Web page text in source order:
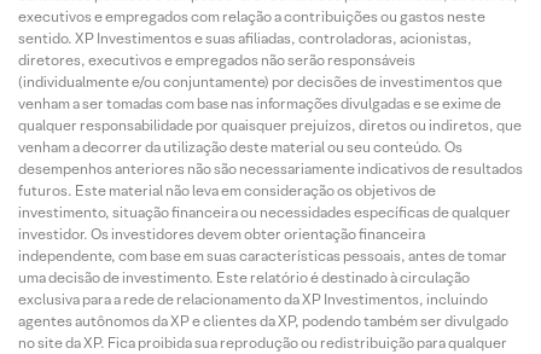
executivos e empregados com relação a contribuições ou gastos neste
sentido. XP Investimentos e suas afiliadas, controladoras, acionistas,
diretores, executivos e empregados não serão responsáveis
(individualmente e/ou conjuntamente) por decisões de investimentos que
venham a ser tomadas com base nas informações divulgadas e se exime de
qualquer responsabilidade por quaisquer prejuízos, diretos ou indiretos, que
venham a decorrer da utilização deste material ou seu conteúdo. Os
desempenhos anteriores não são necessariamente indicativos de resultados
futuros. Este material não leva em consideração os objetivos de
investimento, situação financeira ou necessidades específicas de qualquer
investidor. Os investidores devem obter orientação financeira
independente, com base em suas características pessoais, antes de tomar
uma decisão de investimento. Este relatório é destinado à circulação
exclusiva para a rede de relacionamento da XP Investimentos, incluindo
agentes autônomos da XP e clientes da XP, podendo também ser divulgado
no site da XP. Fica proibida sua reprodução ou redistribuição para qualquer